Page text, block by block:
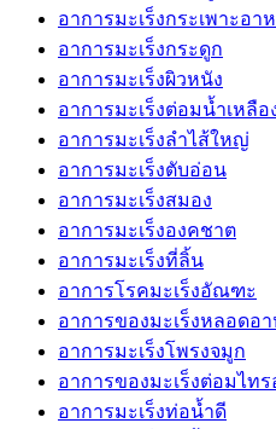
อาการมะเร็งกระเพาะอา
อาการมะเร็งกระดูก
อาการมะเร็งผิวหนัง
อาการมะเร็งต่อมน้ำเหลือ
อาการมะเร็งลำไส้ใหญ่
อาการมะเร็งตับอ่อน
อาการมะเร็งสมอง
อาการมะเร็งองคชาต
อาการมะเร็งที่ลิ้น
อาการโรคมะเร็งอัณฑะ
อาการของมะเร็งหลอดอ
อาการมะเร็งโพรงจมูก
อาการของมะเร็งต่อมไท
อาการมะเร็งท่อน้ำดี